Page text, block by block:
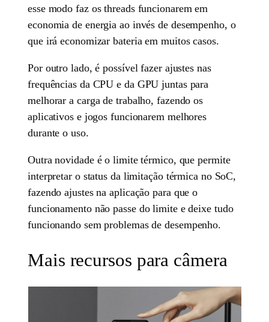
esse modo faz os threads funcionarem em
economia de energia ao invés de desempenho, o
que irá economizar bateria em muitos casos.
Por outro lado, é possível fazer ajustes nas
frequências da CPU e da GPU juntas para
melhorar a carga de trabalho, fazendo os
aplicativos e jogos funcionarem melhores
durante o uso.
Outra novidade é o limite térmico, que permite
interpretar o status da limitação térmica no SoC,
fazendo ajustes na aplicação para que o
funcionamento não passe do limite e deixe tudo
funcionando sem problemas de desempenho.
Mais recursos para câmera